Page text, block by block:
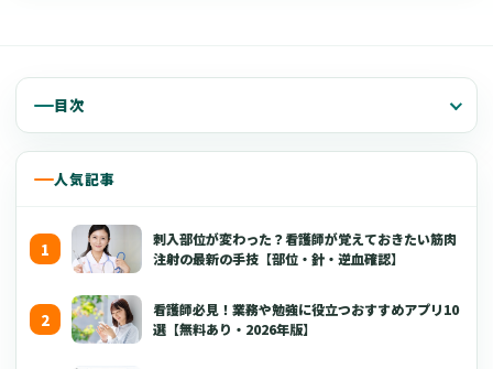
目次
人気記事
刺入部位が変わった？看護師が覚えておきたい筋肉
注射の最新の手技【部位・針・逆血確認】
看護師必見！業務や勉強に役立つおすすめアプリ10
選【無料あり・2026年版】